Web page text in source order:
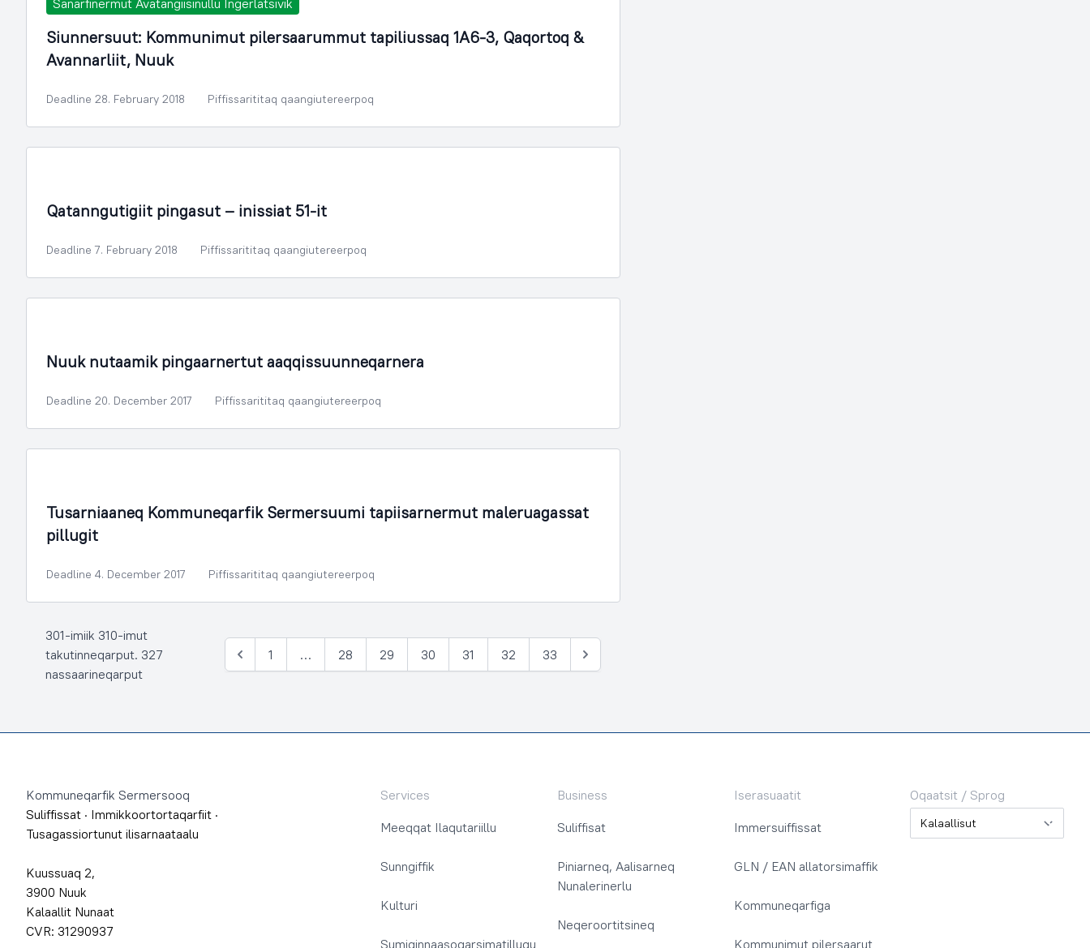
Sanarfinermut Avatangiisinullu Ingerlatsivik
Siunnersuut: Kommunimut pilersaarummut tapiliussaq 1A6-3, Qaqortoq &
Avannarliit, Nuuk
Deadline 28. February 2018 Piffissarititaq qaangiutereerpoq
Qatanngutigiit pingasut – inissiat 51-it
Deadline 7. February 2018 Piffissarititaq qaangiutereerpoq
Nuuk nutaamik pingaarnertut aaqqissuunneqarnera
Deadline 20. December 2017 Piffissarititaq qaangiutereerpoq
Tusarniaaneq Kommuneqarfik Sermersuumi tapiisarnermut maleruagassat
pillugit
Deadline 4. December 2017 Piffissarititaq qaangiutereerpoq
301-imiik 310-imut
takutinneqarput. 327
nassaarineqarput
Siulia
1 … 28 29 30 31 32 33
Tullia
Kommuneqarfik Sermersooq
Suliffissat · Immikkoortortaqarfiit ·
Tusagassiortunut ilisarnaataalu
Kuussuaq 2,
3900 Nuuk
Kalaallit Nunaat
CVR: 31290937
Services
Meeqqat Ilaqutariillu
Sunngiffik
Kulturi
Sumiginnaasoqarsimatillugu
Business
Suliffisat
Piniarneq, Aalisarneq
Nunalerinerlu
Neqeroortitsineq
Iserasuaatit
Immersuiffissat
GLN / EAN allatorsimaffik
Kommuneqarfiga
Kommunimut pilersaarut
Oqaatsit / Sprog
Oqaatsit / Sprog